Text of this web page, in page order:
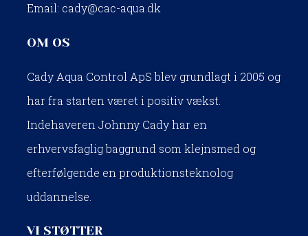
Email: cady@cac-aqua.dk
OM OS
Cady Aqua Control ApS blev grundlagt i 2005 og
har fra starten været i positiv vækst.
Indehaveren Johnny Cady har en
erhvervsfaglig baggrund som klejnsmed og
efterfølgende en produktionsteknolog
uddannelse.​
​VI STØTTER